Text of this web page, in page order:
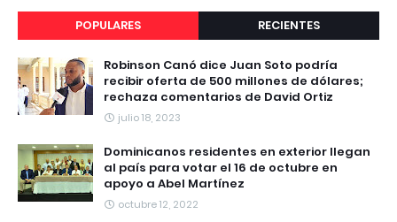
POPULARES RECIENTES
Robinson Canó dice Juan Soto podría
recibir oferta de 500 millones de dólares;
rechaza comentarios de David Ortiz
julio 18, 2023
Dominicanos residentes en exterior llegan
al país para votar el 16 de octubre en
apoyo a Abel Martínez
octubre 12, 2022